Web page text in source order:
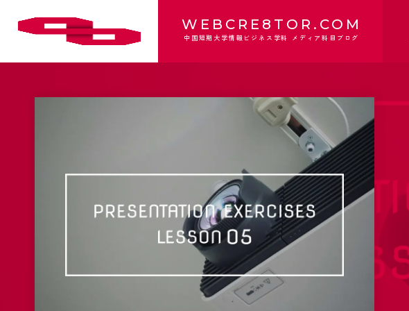
WEBCRE8TOR.COM
中国短期大学情報ビジネス学科 メディア科目ブログ